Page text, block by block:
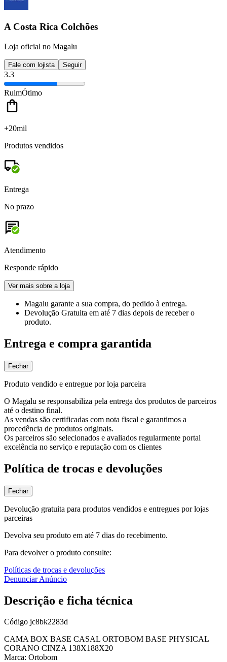
A Costa Rica Colchões
Loja oficial no Magalu
Fale com lojista Seguir
3.3
RuimÓtimo
+20mil
Produtos vendidos
Entrega
No prazo
Atendimento
Responde rápido
Ver mais sobre a loja
Magalu garante a sua compra, do pedido à entrega.
Devolução Gratuita em até 7 dias depois de receber o
produto.
Entrega e compra garantida
Fechar
Produto vendido e entregue por loja parceira
O Magalu se responsabiliza pela entrega dos produtos de parceiros
até o destino final.
As vendas são certificadas com nota fiscal e garantimos a
procedência de produtos originais.
Os parceiros são selecionados e avaliados regularmente portal
excelência no serviço e reputação com os clientes
Política de trocas e devoluções
Fechar
Devolução gratuita para produtos vendidos e entregues por lojas
parceiras
Devolva seu produto em até 7 dias do recebimento.
Para devolver o produto consulte:
Políticas de trocas e devoluções
Denunciar Anúncio
Descrição e ficha técnica
Código jc8bk2283d
CAMA BOX BASE CASAL ORTOBOM BASE PHYSICAL
CORANO CINZA 138X188X20
Marca: Ortobom